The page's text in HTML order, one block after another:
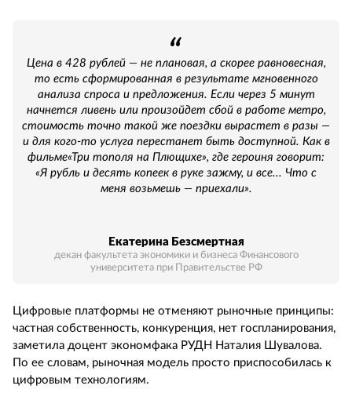
Цена в 428 рублей — не плановая, а скорее равновесная,
то есть сформированная в результате мгновенного
анализа спроса и предложения. Если через 5 минут
начнется ливень или произойдет сбой в работе метро,
стоимость точно такой же поездки вырастет в разы —
и для кого-то услуга перестанет быть доступной. Как в
фильме«Три тополя на Плющихе», где героиня говорит:
«Я рубль и десять копеек в руке зажму, и все... Что с
меня возьмешь — приехали».
Екатерина Безсмертная
декан факультета экономики и бизнеса Финансового
университета при Правительстве РФ
Цифровые платформы не отменяют рыночные принципы:
частная собственность, конкуренция, нет госпланирования,
заметила доцент экономфака РУДН Наталия Шувалова.
По ее словам, рыночная модель просто приспособилась к
цифровым технологиям.